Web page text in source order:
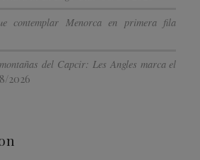
contemplar Menorca en primera fila
del Capcir: Les Angles marca el
2026